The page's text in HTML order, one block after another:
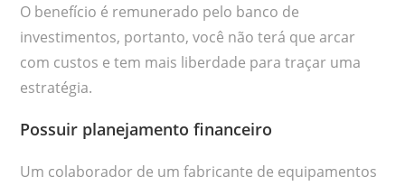
O benefício é remunerado pelo banco de
investimentos, portanto, você não terá que arcar
com custos e tem mais liberdade para traçar uma
estratégia.
Possuir planejamento financeiro
Um colaborador de um fabricante de equipamentos